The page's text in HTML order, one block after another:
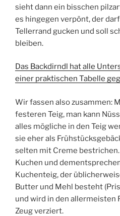
sieht dann ein bisschen
es hingegen verpönt, der
Tellerrand gucken und soll
bleiben.
Das Backdirndl hat alle
einer praktischen Tabelle
Wir fassen also zusammen:
festeren Teig, man kann
alles mögliche in den Teig
sie eher als
selten mit Creme
Kuchen und
Kuchenteig, der
Butter und Mehl besteht
und wird in den allermeisten
Zeug verziert.